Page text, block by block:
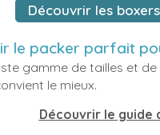
Découvrir les
le packer parfait
gamme de tailles et
le mieux.
Découvrir le guide